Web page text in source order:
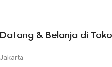
Datang & Belanja di Toko
Jakarta